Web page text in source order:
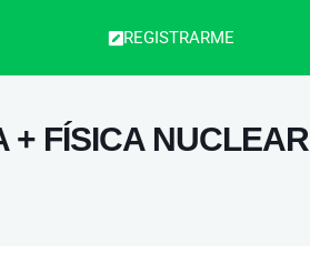
REGISTRARME
+ FÍSICA NUCLEAR